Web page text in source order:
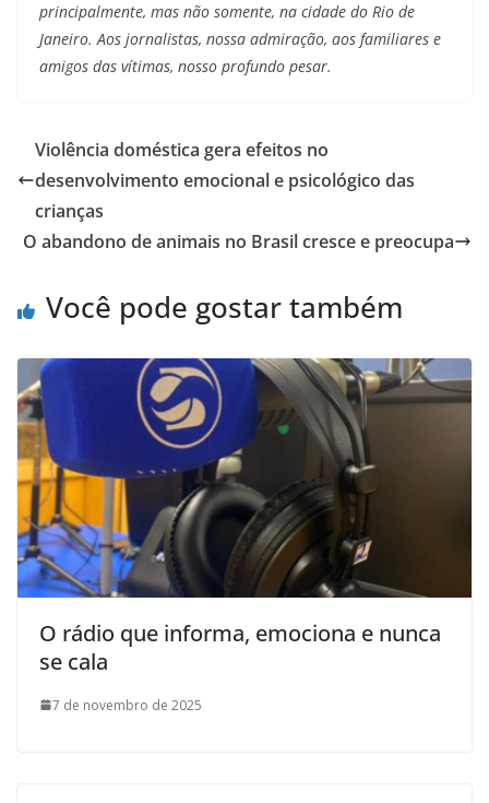
principalmente, mas não somente, na cidade do Rio de
Janeiro. Aos jornalistas, nossa admiração, aos familiares e
amigos das vítimas, nosso profundo pesar.
Violência doméstica gera efeitos no
desenvolvimento emocional e psicológico das
crianças
O abandono de animais no Brasil cresce e preocupa
Você pode gostar também
O rádio que informa, emociona e nunca
se cala
7 de novembro de 2025